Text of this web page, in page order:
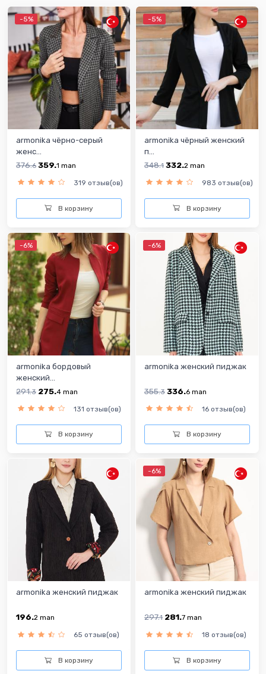
-5%
armonika чёрно-серый
женс...
376.6 359.1 man
319 отзыв(ов)
В корзину
-5%
armonika чёрный женский
п...
348.1 332.2 man
983 отзыв(ов)
В корзину
-6%
armonika бордовый
женский...
291.3 275.4 man
131 отзыв(ов)
В корзину
-6%
armonika женский пиджак
355.3 336.6 man
16 отзыв(ов)
В корзину
armonika женский пиджак
196.2 man
65 отзыв(ов)
В корзину
-6%
armonika женский пиджак
297.1 281.7 man
18 отзыв(ов)
В корзину